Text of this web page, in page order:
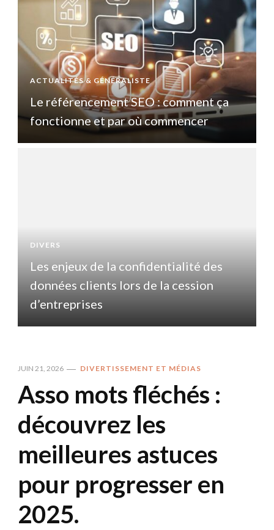
ACTUALITÉS & GÉNÉRALISTE
Le référencement SEO : comment ça
fonctionne et par où commencer
DIVERS
Les enjeux de la confidentialité des
données clients lors de la cession
d’entreprises
JUIN 21, 2026 DIVERTISSEMENT ET MÉDIAS
Asso mots fléchés :
découvrez les
meilleures astuces
pour progresser en
2025.